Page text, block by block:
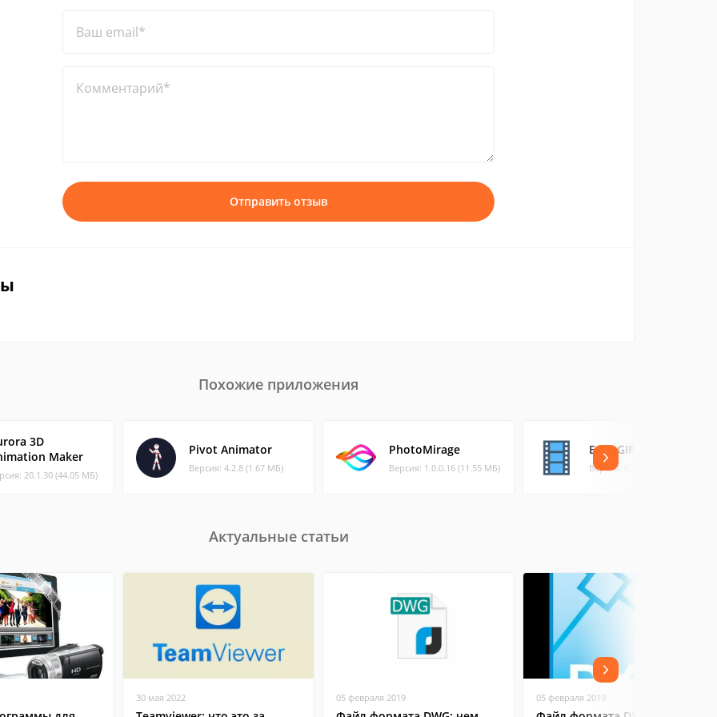
Ваш email*
Комментарий*
Отправить отзыв
Похожие приложения
3D
Maker
20.1.30 (44.05 МБ)
Pivot Animator
Версия: 4.2.8 (1.67 МБ)
PhotoMirage
Версия: 1.0.0.16 (11.55 МБ)
Easy GIF Animator
Версия: 6.2 (14.51 МБ)
Актуальные статьи
30 мая 2022 05 февраля 2019 05 февраля 2019